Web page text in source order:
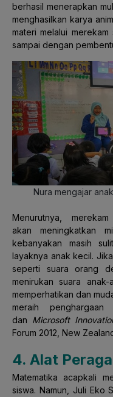
berhasil menerapkan
menghasilkan karya
materi melalui
sampai dengan
Nura mengajar
Menurutnya,
akan meningkatkan
kebanyakan masih
layaknya anak kecil.
seperti suara orang
menirukan suara
memperhatikan dan
meraih
dan Microsoft
Forum 2012, New
4. Alat
Matematika acapkali
siswa. Namun, Juli Eko